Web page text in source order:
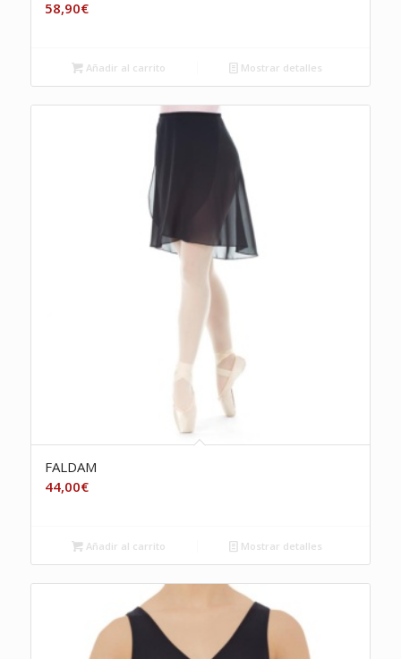
58,90€
Añadir al carrito Mostrar detalles
FALDAM
44,00€
Añadir al carrito Mostrar detalles